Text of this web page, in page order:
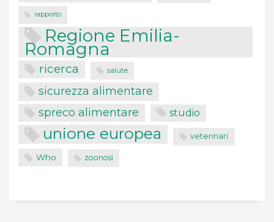
rapporto
Regione Emilia-
Romagna
ricerca salute
sicurezza alimentare
spreco alimentare studio
unione europea veterinari
Who zoonosi